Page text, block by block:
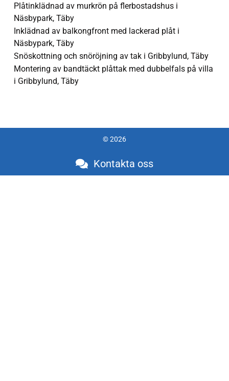
Plåtinklädnad av murkrön på flerbostadshus i
Näsbypark, Täby
Inklädnad av balkongfront med lackerad plåt i
Näsbypark, Täby
Snöskottning och snöröjning av tak i Gribbylund, Täby
Montering av bandtäckt plåttak med dubbelfals på villa
i Gribbylund, Täby
© 2026
Kontakta oss